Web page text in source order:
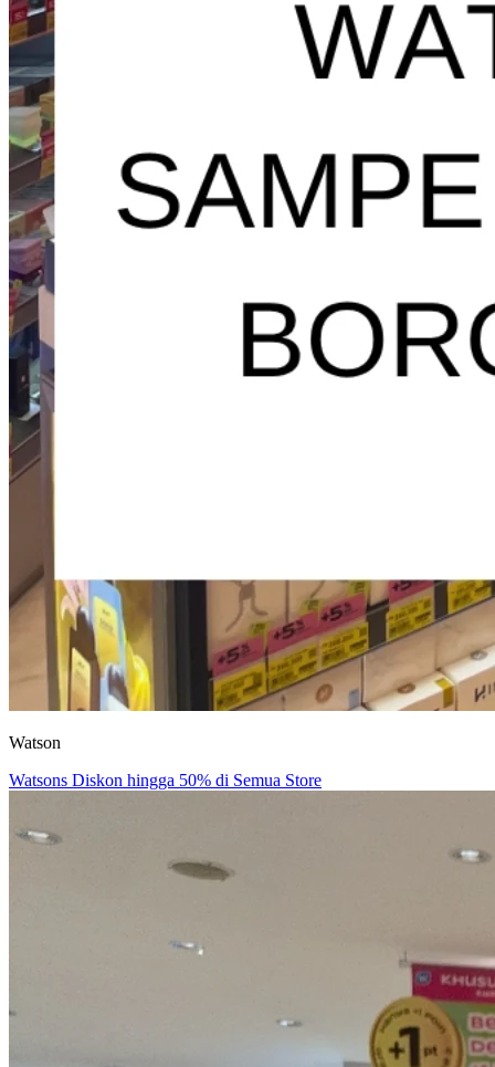
Watson
Watsons Diskon hingga 50% di Semua Store